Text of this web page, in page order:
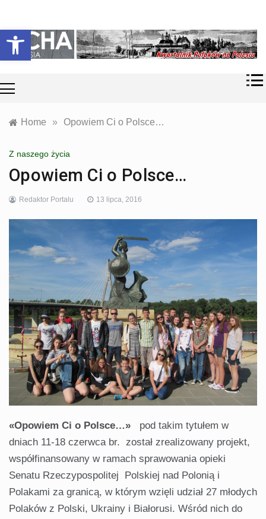
Otwórz pasek narzędzi
content
Echa
Polesia
współczesność
Polaków na
Polesiu.
Home » Opowiem Ci o Polsce…
Z naszego życia
Opowiem Ci o Polsce…
Redaktor Portalu 13 lipca, 2016
«Opowiem Ci o Polsce…» pod takim tytułem w
dniach 11-18 czerwca br. został zrealizowany projekt,
współfinansowany w ramach sprawowania opieki
Senatu Rzeczypospolitej Polskiej nad Polonią i
Polakami za granicą, w którym wzięli udział 27 młodych
Polaków z Polski, Ukrainy i Białorusi. Wśród nich do